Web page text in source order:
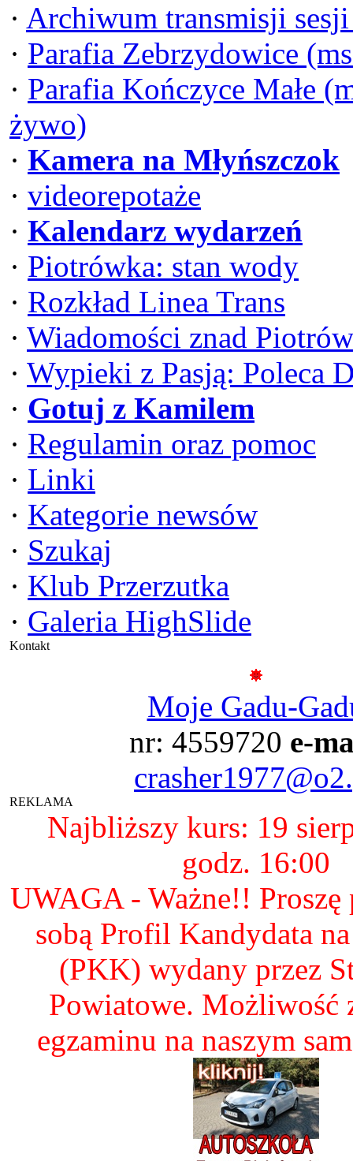
· Archiwum transmisji
· Parafia Zebrzydowice
· Parafia Kończyce Małe
żywo)
· Kamera na Młyńszczok
· videorepotaże
· Kalendarz wydarzeń
· Piotrówka: stan wody
· Rozkład Linea Trans
· Wiadomości znad
· Wypieki z Pasją: Poleca
· Gotuj z Kamilem
· Regulamin oraz pomoc
· Linki
· Kategorie newsów
· Szukaj
· Klub Przerzutka
· Galeria HighSlide
Kontakt
Moje Gadu-
nr: 4559720 e-
REKLAMA
Najbliższy kurs: 19
godz. 16:00
UWAGA - Ważne!! Proszę
sobą Profil Kandydata
(PKK) wydany przez
Powiatowe. Możliwość
egzaminu na naszym